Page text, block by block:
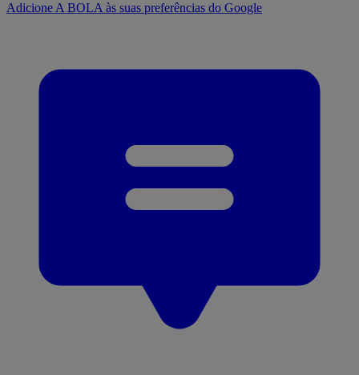
Adicione A BOLA às suas preferências do Google